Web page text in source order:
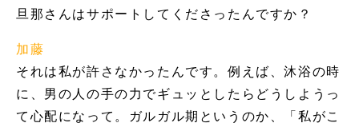
旦那さんはサポートしてくださったんですか？
加藤
それは私が許さなかったんです。例えば、沐浴の時
に、男の人の手の力でギュッとしたらどうしようっ
て心配になって。ガルガル期というのか、「私がこ